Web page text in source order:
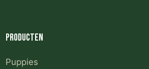
Producten
Puppies